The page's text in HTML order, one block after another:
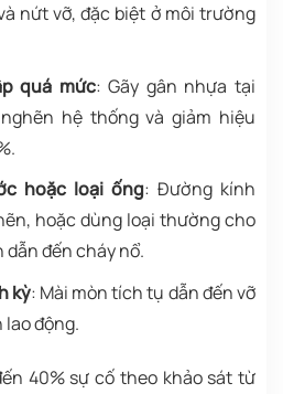
nứt vỡ, đặc biệt ở môi trường
quá mức: Gãy gân nhựa tại
hệ thống và giảm hiệu
hoặc loại ống: Đường kính
hoặc dùng loại thường cho
đến cháy nổ.
kỳ: Mài mòn tích tụ dẫn đến vỡ
động.
40% sự cố theo khảo sát từ